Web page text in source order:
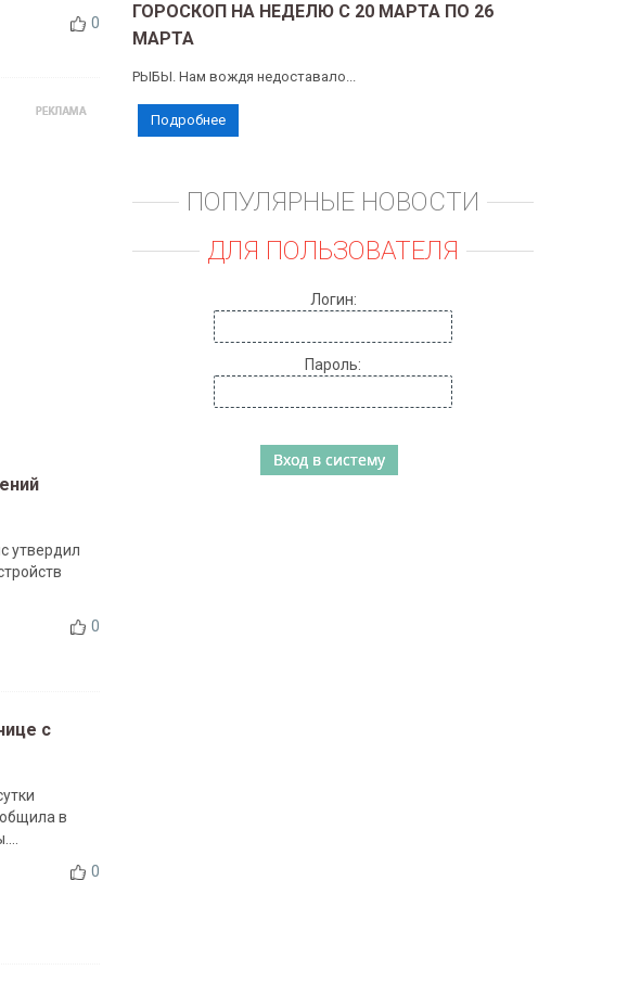
0
утвердил
0
с
в
0
ГОРОСКОП НА НЕДЕЛЮ С 20 МАРТА ПО 26
МАРТА
РЫБЫ. Нам вождя недоставало...
Подробнее
ПОПУЛЯРНЫЕ НОВОСТИ
ДЛЯ ПОЛЬЗОВАТЕЛЯ
Логин:
Пароль: